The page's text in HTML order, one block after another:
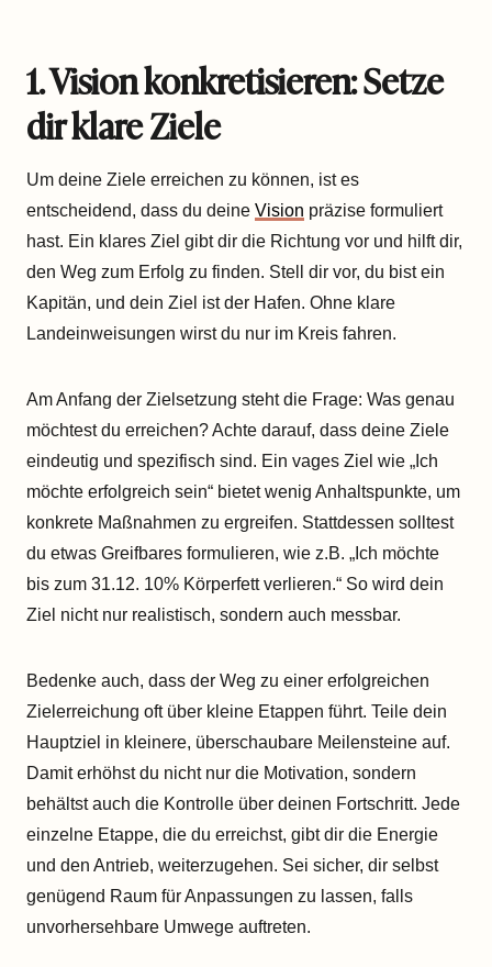
1. Vision konkretisieren: Setze
dir klare Ziele
Um deine Ziele erreichen zu können, ist es
entscheidend, dass du deine Vision präzise formuliert
hast. Ein klares Ziel gibt dir die Richtung vor und hilft dir,
den Weg zum Erfolg zu finden. Stell dir vor, du bist ein
Kapitän, und dein Ziel ist der Hafen. Ohne klare
Landeinweisungen wirst du nur im Kreis fahren.
Am Anfang der Zielsetzung steht die Frage: Was genau
möchtest du erreichen? Achte darauf, dass deine Ziele
eindeutig und spezifisch sind. Ein vages Ziel wie „Ich
möchte erfolgreich sein“ bietet wenig Anhaltspunkte, um
konkrete Maßnahmen zu ergreifen. Stattdessen solltest
du etwas Greifbares formulieren, wie z.B. „Ich möchte
bis zum 31.12. 10% Körperfett verlieren.“ So wird dein
Ziel nicht nur realistisch, sondern auch messbar.
Bedenke auch, dass der Weg zu einer erfolgreichen
Zielerreichung oft über kleine Etappen führt. Teile dein
Hauptziel in kleinere, überschaubare Meilensteine auf.
Damit erhöhst du nicht nur die Motivation, sondern
behältst auch die Kontrolle über deinen Fortschritt. Jede
einzelne Etappe, die du erreichst, gibt dir die Energie
und den Antrieb, weiterzugehen. Sei sicher, dir selbst
genügend Raum für Anpassungen zu lassen, falls
unvorhersehbare Umwege auftreten.